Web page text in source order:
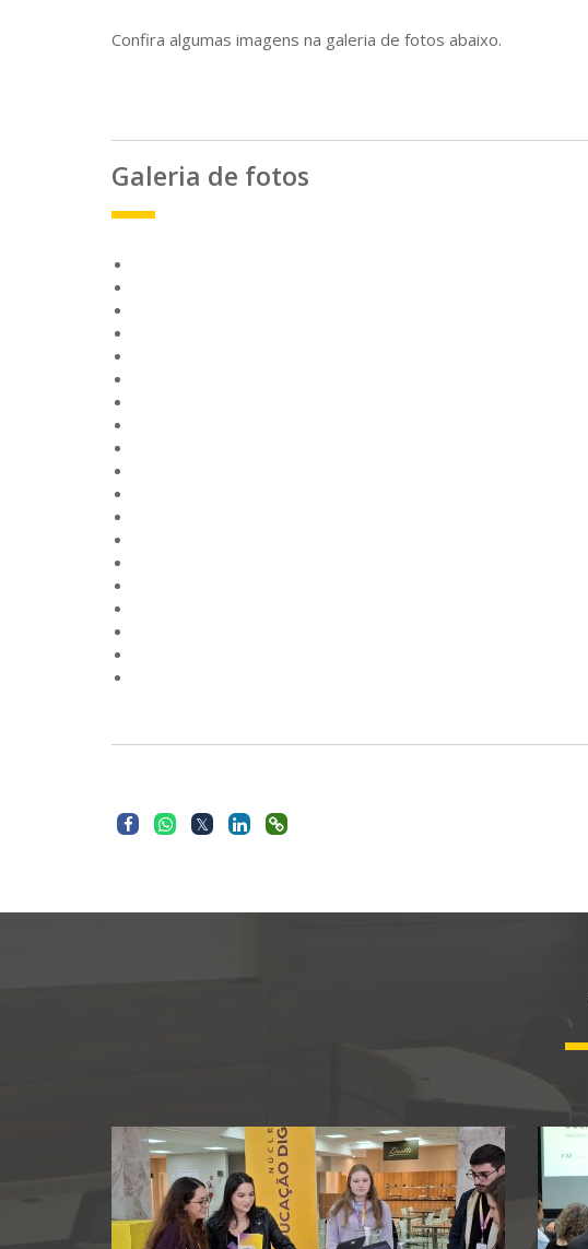
Confira algumas imagens na galeria de fotos abaixo.
Galeria de fotos